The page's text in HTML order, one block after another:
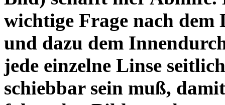
wichtige Frage nach dem
und dazu dem
jede einzelne Linse
schiebbar sein muß,